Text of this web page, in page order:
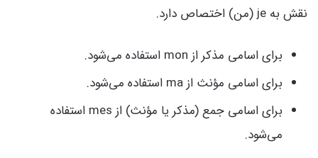
نقش به je (من) اختصاص دارد.
برای اسامی مذکر از mon استفاده می‌شود.
برای اسامی مؤنث از ma استفاده می‌شود.
برای اسامی جمع (مذکر یا مؤنث) از mes استفاده
می‌شود.